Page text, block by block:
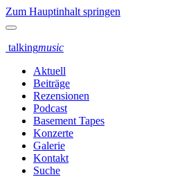
Zum Hauptinhalt springen
talkingmusic
Aktuell
Beiträge
Rezensionen
Podcast
Basement Tapes
Konzerte
Galerie
Kontakt
Suche